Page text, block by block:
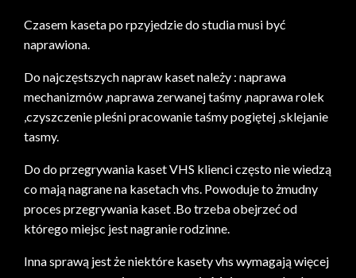
Czasem kaseta po rpzyjedzie do studia musi być
naprawiona.
Do najczęstszych napraw kaset należy : naprawa
mechanizmów ,naprawa zerwanej taśmy ,naprawa rolek
,czyszczenie pleśni pracowanie taśmy pogiętej ,sklejanie
tasmy.
Do do przegrywania kaset VHS klienci często nie wiedzą
co mają nagrane na kasetach vhs. Powoduje to żmudny
proces przegrywania kaset .Bo trzeba obejrzeć od
którego miejsc jest nagranie rodzinne.
Inna sprawą jest że niektóre kasety vhs wymagają więcej